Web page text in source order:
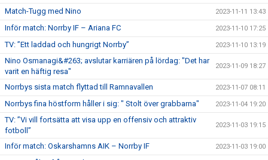
Match-Tugg med Nino 2023-11-11 13:43
Inför match: Norrby IF – Ariana FC 2023-11-10 17:25
TV: ”Ett laddad och hungrigt Norrby” 2023-11-10 13:19
Nino Osmanagi&#263; avslutar karriären på lördag: "Det har
varit en häftig resa"
2023-11-09 18:27
Norrbys sista match flyttad till Ramnavallen 2023-11-07 08:11
Norrbys fina höstform håller i sig: " Stolt över grabbarna" 2023-11-04 19:20
TV: ”Vi vill fortsätta att visa upp en offensiv och attraktiv
fotboll”
2023-11-03 19:15
Inför match: Oskarshamns AIK – Norrby IF 2023-11-03 19:00